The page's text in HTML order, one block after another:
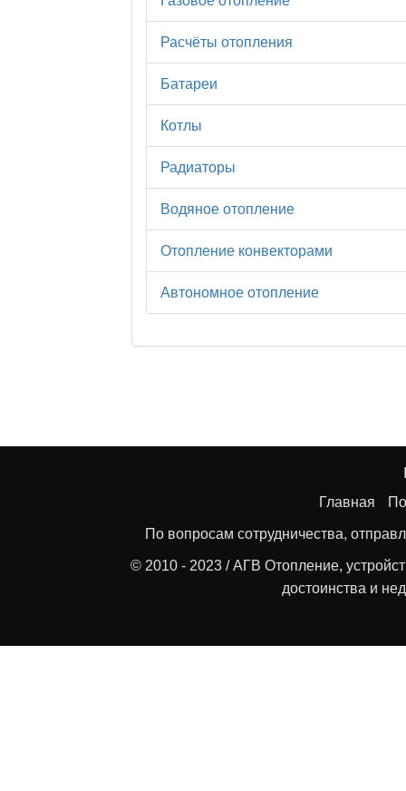
Расчёты отопления
Батареи
Котлы
Радиаторы
Водяное отопление
Отопление конвекторами
Автономное отопление
Главная
По вопросам сотрудничества,
© 2010 - 2023 / АГВ Отопление,
достоинства и